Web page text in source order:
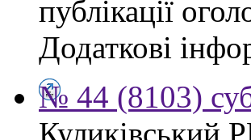
публікації
Додаткові
№ 44 (8103)
Куликівський